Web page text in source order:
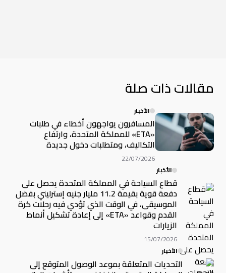
مقالات ذات صلة
الأخبار
المسافرون يواجهون أخطاء في طلبات
«ETA» للمملكة المتحدة، وارتفاع
التكاليف، ومتطلبات دخول جديدة
22/07/2026
الأخبار
قطاع السياحة في المملكة المتحدة يحصل على
دفعة قوية بقيمة 11.2 مليار جنيه إسترليني بفضل
الموسيقى، في الوقت الذي تؤدي فيه رحلات كرة
القدم وقواعد «ETA» إلى إعادة تشكيل أنماط
الزيارات
15/07/2026
الأخبار
التحديات المتعلقة بموعد الوصول المتوقع إلى